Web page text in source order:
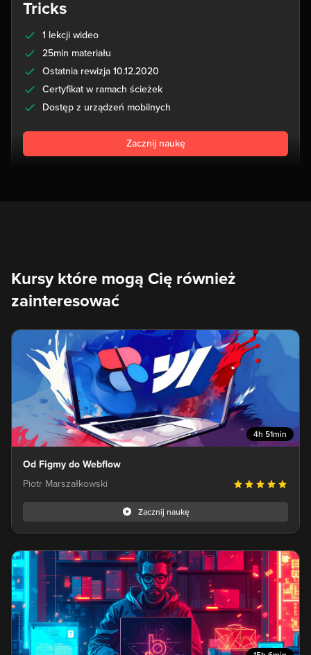
Tricks
1 lekcji wideo
25min materiału
Ostatnia rewizja 10.12.2020
Certyfikat w ramach ścieżek
Dostęp z urządzeń mobilnych
Zacznij naukę
Kursy które mogą Cię również
zainteresować
4h 51min
Od Figmy do Webflow
Piotr Marszałkowski
Zacznij naukę